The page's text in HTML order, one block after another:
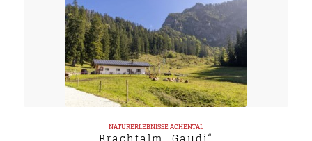
NATURERLEBNISSEACHENTAL